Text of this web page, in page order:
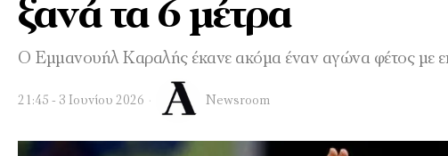
ξανά τα 6 μέτρα
Ο Εμμανουήλ Καραλής έκανε ακόμα έναν αγώνα φέτος με
21:45 - 3 Ιουνίου 2026 Newsroom